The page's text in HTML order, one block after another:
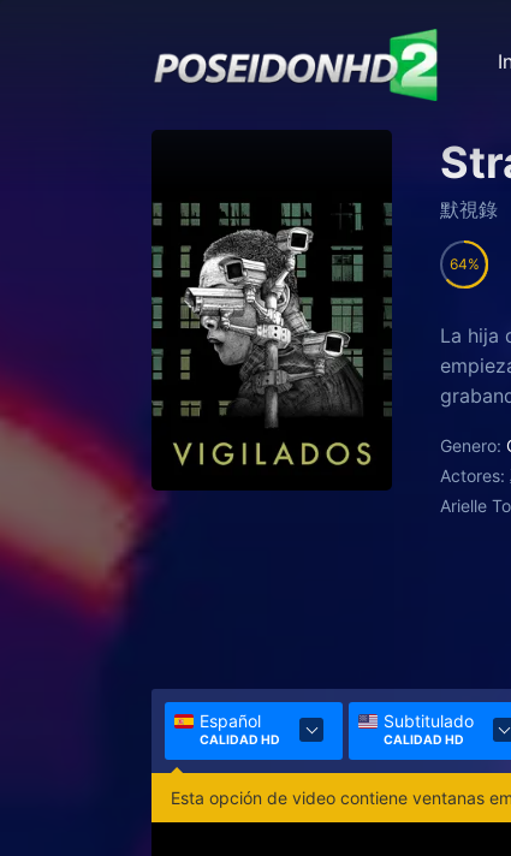
默視錄
64
La hija
Genero:
Actores:
Arielle
Español
CALIDAD HD
Subtitulado
CALIDAD HD
Esta opción de video contiene ventanas